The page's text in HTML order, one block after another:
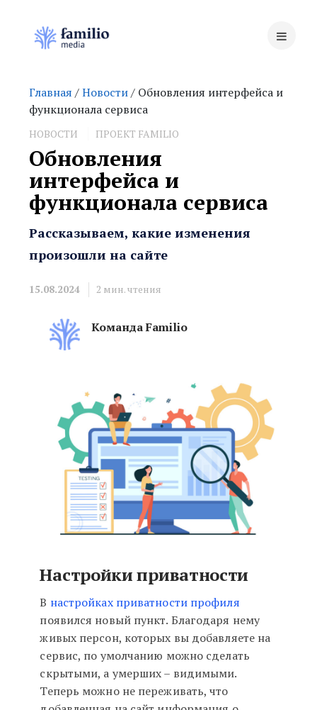
Главная /Новости/ Обновления интерфейса и
функционала сервиса
НОВОСТИ ПРОЕКТ FAMILIO
Обновления
интерфейса и
функционала сервиса
Рассказываем, какие изменения
произошли на сайте
15.08.2024 2 мин. чтения
Команда Familio
Обновления интерфейса и
Настройки приватности
В настройках приватности профиля
появился новый пункт. Благодаря нему
живых персон, которых вы добавляете на
сервис, по умолчанию можно сделать
скрытыми, а умерших – видимыми.
Теперь можно не переживать, что